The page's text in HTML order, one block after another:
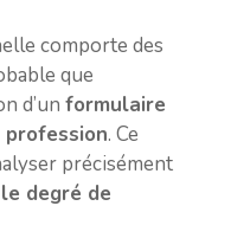
comporte des
que
d’un formulaire
. Ce
précisément
le degré de